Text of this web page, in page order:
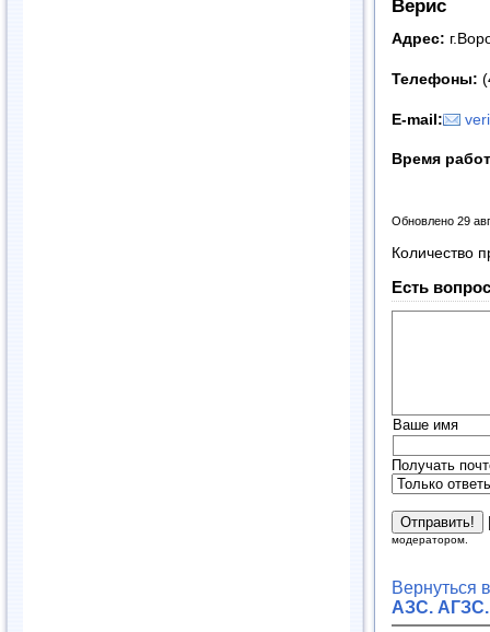
Верис
Адрес:
Телефоны:
E-mail:
Время
Обновлено 29
Количество
Есть
Ваше имя
Получать
модератором.
Вернуться
АЗС. АГЗС.